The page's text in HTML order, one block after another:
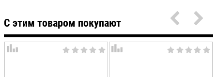
С этим товаром покупают